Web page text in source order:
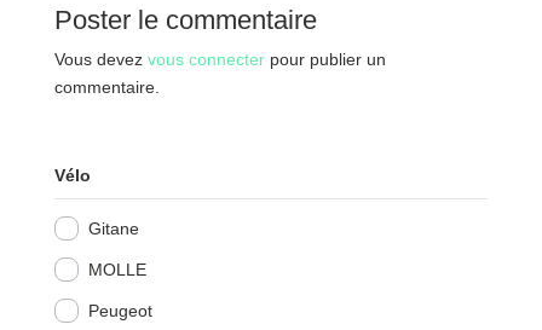
Poster le commentaire
Vous devez vous connecterpour publier un
commentaire.
Vélo
Gitane
MOLLE
Peugeot